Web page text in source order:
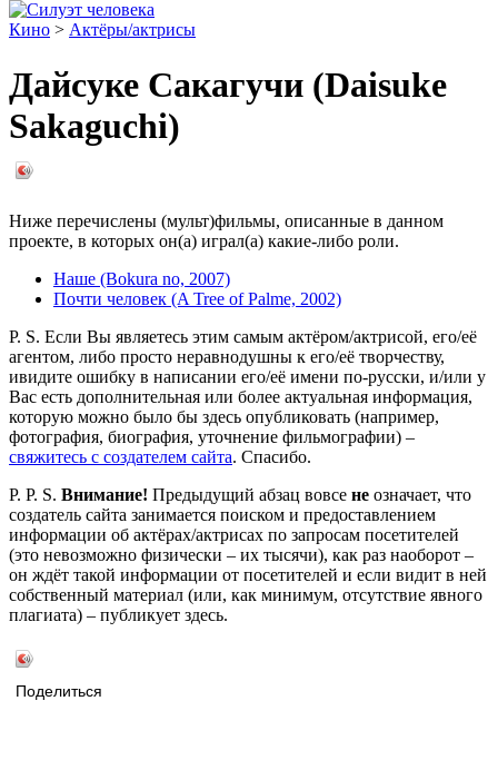
Кино > Актёры/актрисы
Дайсуке Сакагучи (Daisuke
Sakaguchi)
Ниже перечислены (мульт)фильмы, описанные в данном
проекте, в которых он(а) играл(а) какие-либо роли.
Наше (Bokura no, 2007)
Почти человек (A Tree of Palme, 2002)
P. S. Если Вы являетесь этим самым актёром/актрисой, его/её
агентом, либо просто неравнодушны к его/её творчеству,
ивидите ошибку в написании его/её имени по-русски, и/или у
Вас есть дополнительная или более актуальная информация,
которую можно было бы здесь опубликовать (например,
фотография, биография, уточнение фильмографии) –
свяжитесь с создателем сайта. Спасибо.
P. P. S. Внимание! Предыдущий абзац вовсе не означает, что
создатель сайта занимается поиском и предоставлением
информации об актёрах/актрисах по запросам посетителей
(это невозможно физически – их тысячи), как раз наоборот –
он ждёт такой информации от посетителей и если видит в ней
собственный материал (или, как минимум, отсутствие явного
плагиата) – публикует здесь.
Поделиться